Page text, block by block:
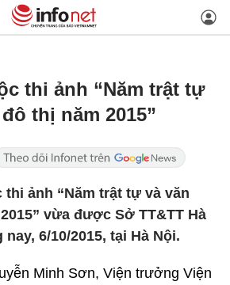
thi ảnh “Năm trật tự
thị năm 2015”
thi ảnh “Năm trật tự và văn
vừa được Sở TT&TT Hà
6/10/2015, tại Hà Nội.
Minh Sơn, Viện trưởng Viện